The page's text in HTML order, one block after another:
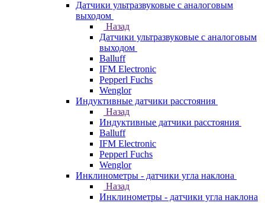
Датчики ультразвуковые с аналоговым
выходом
Назад
Датчики ультразвуковые с аналоговым
выходом
Balluff
IFM Electronic
Pepperl Fuchs
Wenglor
Индуктивные датчики расстояния
Назад
Индуктивные датчики расстояния
Balluff
IFM Electronic
Pepperl Fuchs
Wenglor
Инклинометры - датчики угла наклона
Назад
Инклинометры - датчики угла наклона